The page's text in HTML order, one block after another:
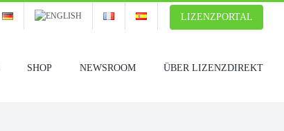
LIZENZPORTAL
SHOP NEWSROOM ÜBER LIZENZDIREKT